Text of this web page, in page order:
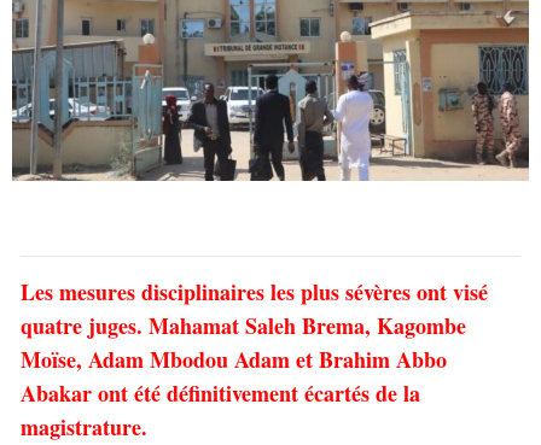
Les mesures disciplinaires les plus sévères ont visé
quatre juges. Mahamat Saleh Brema, Kagombe
Moïse, Adam Mbodou Adam et Brahim Abbo
Abakar ont été définitivement écartés de la
magistrature.